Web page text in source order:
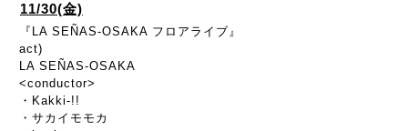
11/30(金)
『LA SEÑAS-OSAKA フロアライブ』
act)
LA SEÑAS-OSAKA
<conductor>
・Kakki-!!
・サカイモモカ